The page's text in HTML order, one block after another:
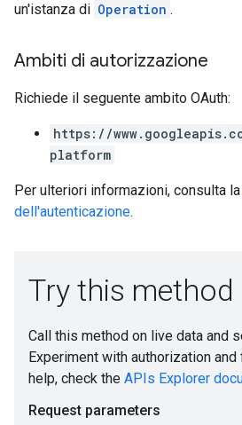
un'istanza di Operation .
Ambiti di autorizzazione
Richiede il seguente ambito OAuth:
https://
platform
Per ulteriori informazioni, consulta la
dell'autenticazione.